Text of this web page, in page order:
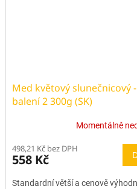
Med květový slunečnicový
balení 2 300g (SK)
Momentálně
498,21 Kč bez DPH
558 Kč
Standardní větší a cenově